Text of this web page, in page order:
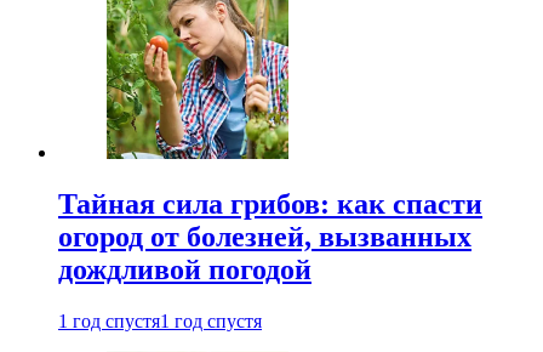
Тайная сила грибов: как спасти
огород от болезней, вызванных
дождливой погодой
1 год спустя1 год спустя